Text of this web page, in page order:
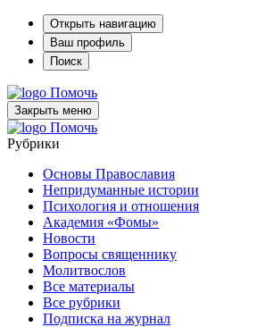
Открыть навигацию
Ваш профиль
Поиск
Помочь
Закрыть меню
Помочь
Рубрики
Основы Православия
Непридуманные истории
Психология и отношения
Академия «Фомы»
Новости
Вопросы священнику
Молитвослов
Все материалы
Все рубрики
Подписка на журнал